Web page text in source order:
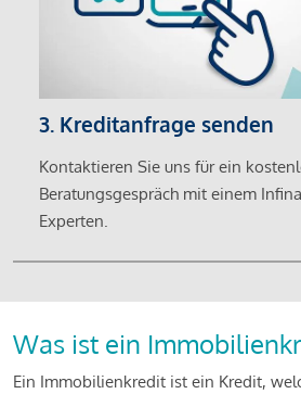
3. Kreditanfrage senden
Kontaktieren Sie uns für ein
Beratungsgespräch mit einem
Experten.
Was ist ein
Ein Immobilienkredit ist ein Kredit,